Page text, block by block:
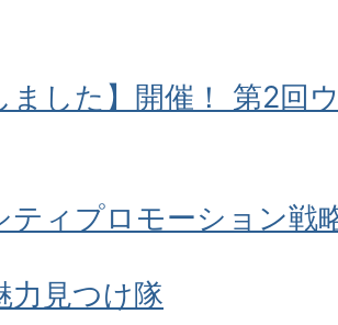
ました】開催！ 第2回
ティプロモーション戦
力見つけ隊